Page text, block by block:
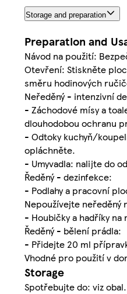
Storage and preparation
Preparation and
Návod na použití:
Otevření: Stiskněte
směru hodinových
Neředěný - intenzivní
- Záchodové mísy a
dlouhodobou ochranu
- Odtoky kuchyň/
opláchněte.
- Umyvadla: nalijte do
Ředěný - dezinfekce:
- Podlahy a pracovní
Nepoužívejte neředěný
- Houbičky a hadříky
Ředěný - bělení prádla:
- Přidejte 20 ml
Vhodné pro použití v
Storage
Spotřebujte do: viz obal.